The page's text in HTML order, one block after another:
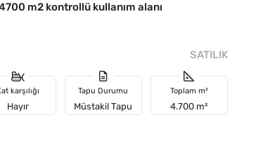
m2 kontrollü kullanım alanı
SATILIK
karşılığı
Hayır
Tapu Durumu
Müstakil Tapu
Toplam m²
4.700 m²